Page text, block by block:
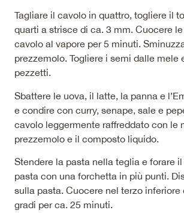
Tagliare il cavolo in quattro, togliere il
quarti a strisce di ca. 3 mm. Cuocere
cavolo al vapore per 5 minuti.
prezzemolo. Togliere i semi dalle mele
pezzetti.
Sbattere le uova, il latte, la panna e
e condire con curry, senape, sale e
cavolo leggermente raffreddato con le
prezzemolo e il composto liquido.
Stendere la pasta nella teglia e forare
pasta con una forchetta in più punti.
sulla pasta. Cuocere nel terzo inferiore
gradi per ca. 25 minuti.